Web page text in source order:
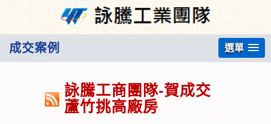
成交案例 選單
詠騰工商團隊-賀成交
蘆竹挑高廠房